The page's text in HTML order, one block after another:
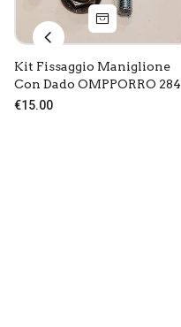
Kit Fissaggio Maniglione
Con Dado OMPPORRO 284
€15.00